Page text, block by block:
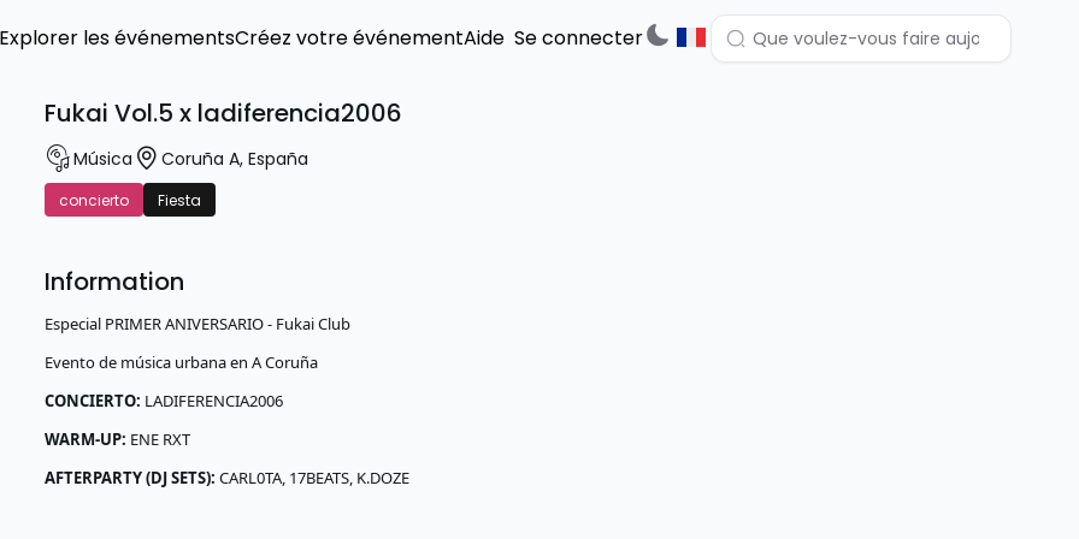
Explorer les événementsCréez votre événementAide Se connecter
Fukai Vol.5 x ladiferencia2006
Música Coruña A, España
concierto Fiesta
Information
Especial PRIMER ANIVERSARIO - Fukai Club
Evento de música urbana en A Coruña
CONCIERTO: LADIFERENCIA2006
WARM-UP: ENE RXT
AFTERPARTY (DJ SETS): CARL0TA, 17BEATS, K.DOZE